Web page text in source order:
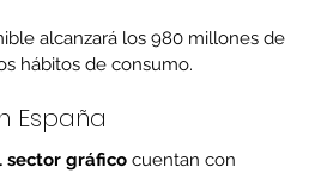
alcanzará los 980 millones de
hábitos de consumo.
España
sector gráfico cuentan con